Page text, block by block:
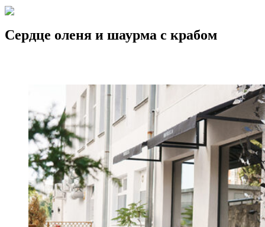
Сердце оленя и шаурма с крабом